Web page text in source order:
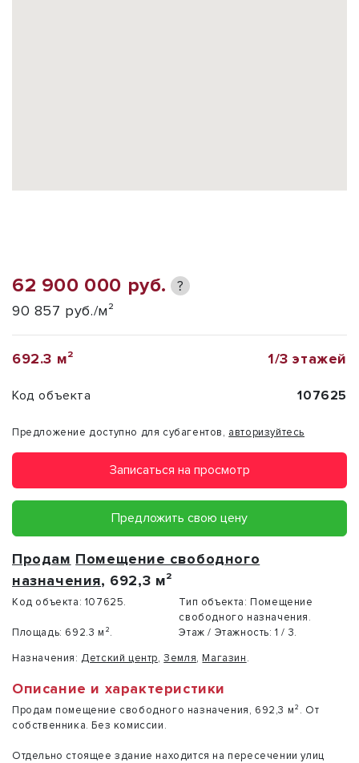
62 900 000 руб. ?
90 857 руб./м²
692.3 м² 1/3 этажей
Код объекта 107625
Предложение доступно для субагентов, авторизуйтесь
Записаться на просмотр
Предложить свою цену
Продам Помещение свободного
назначения, 692,3 м²
Код объекта: 107625. Тип объекта: Помещение
свободного назначения.
Площадь: 692.3 м². Этаж / Этажность: 1 / 3.
Назначения: Детский центр,Земля, Магазин.
Описание и характеристики
Продам помещение свободного назначения, 692,3 м². От
собственника. Без комиссии.
Отдельно стоящее здание находится на пересечении улиц